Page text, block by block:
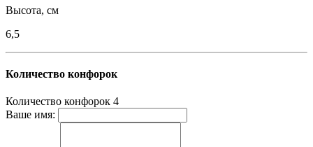
Высота, см
6,5
Количество конфорок
Количество конфорок 4
Ваше имя: